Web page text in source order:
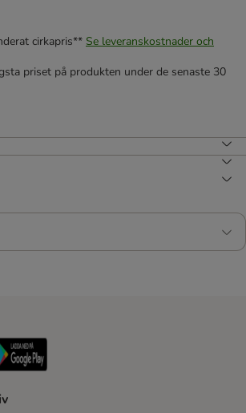
cirkapris** Se leveranskostnader och
priset på produkten under de senaste 30